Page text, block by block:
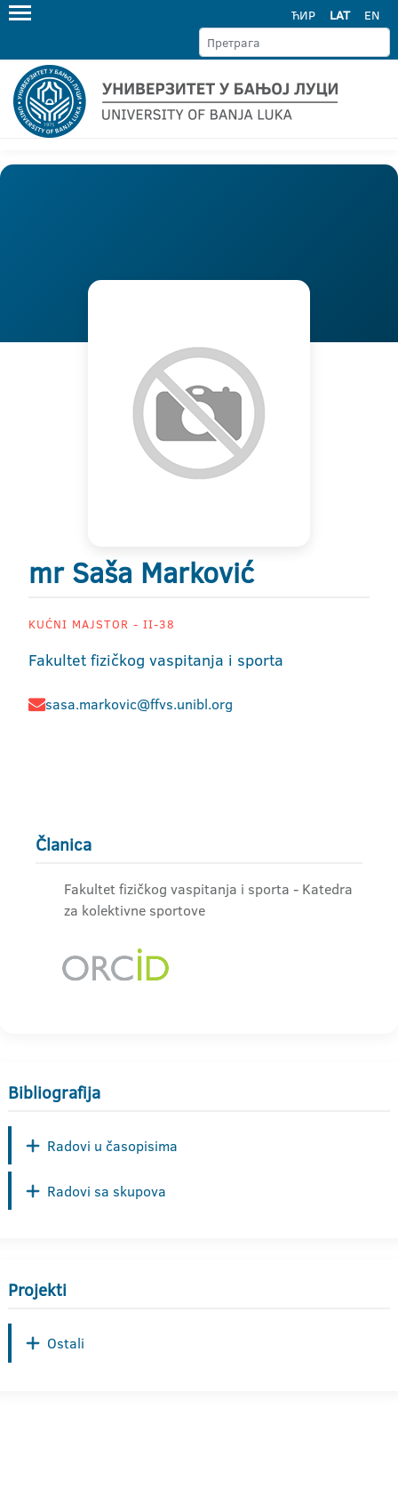
ЋИР LAT EN
mr Saša Marković
KUĆNI MAJSTOR - II-38
Fakultet fizičkog vaspitanja i sporta
sasa.markovic@ffvs.unibl.org
Članica
Fakultet fizičkog vaspitanja i sporta - Katedra
za kolektivne sportove
Bibliografija
Radovi u časopisima
Radovi sa skupova
Projekti
Ostali